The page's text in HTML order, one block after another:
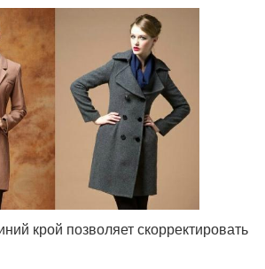
крой позволяет скорректировать